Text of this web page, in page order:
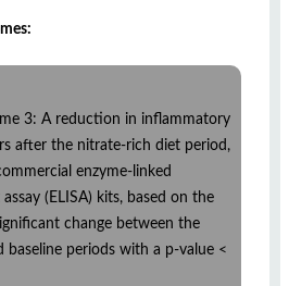
3: A reduction in inflammatory
after the nitrate-rich diet period,
enzyme-linked
(ELISA) kits, based on the
change between the
baseline periods with a p-value <